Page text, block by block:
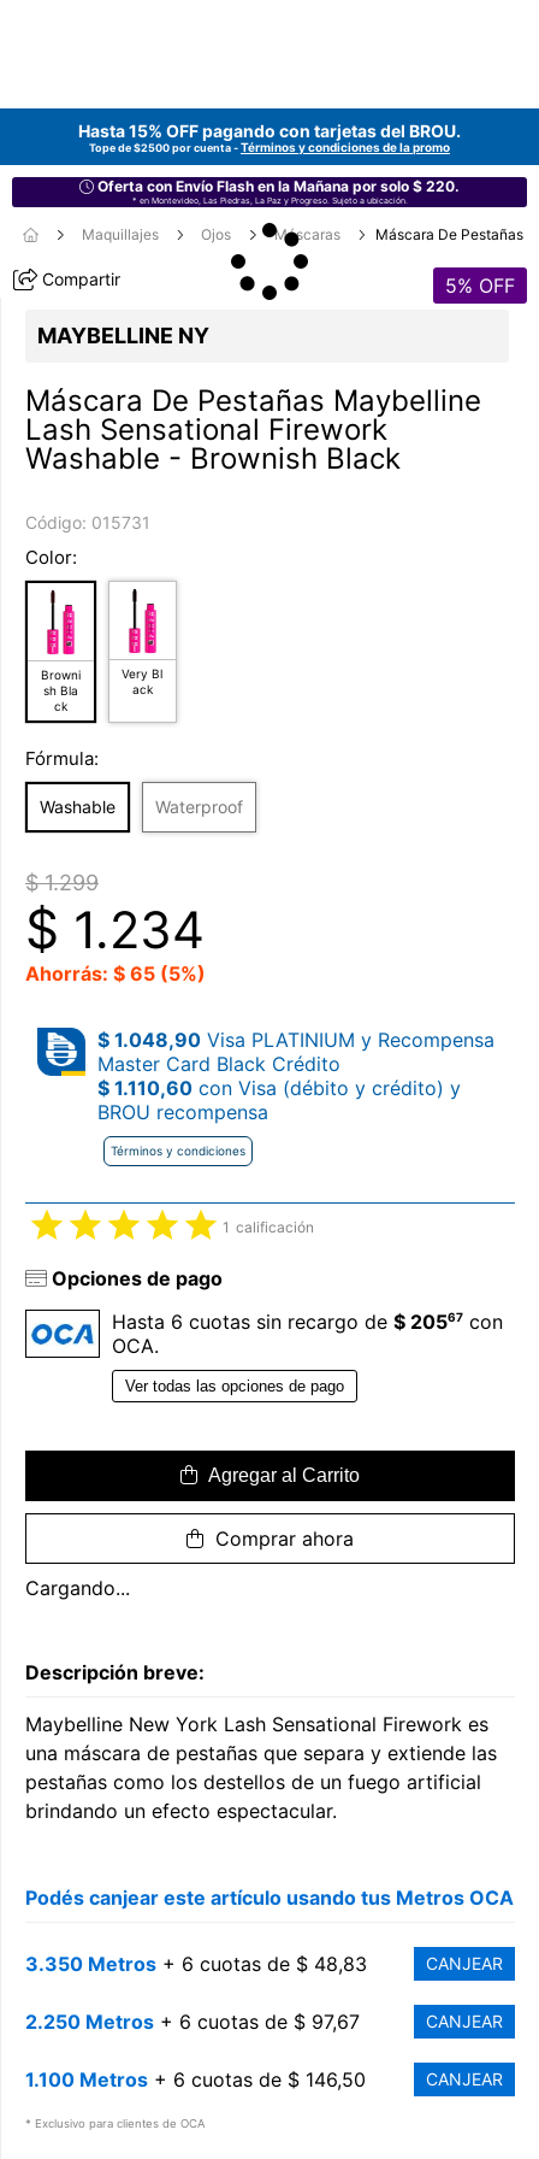
Hasta 15% OFF pagando con tarjetas del BROU.
Tope de $2500 por cuenta -Términos y condiciones de la promo
Oferta con Envío Flash en la Mañana por solo $ 220.
* en Montevideo, Las Piedras, La Paz y Progreso. Sujeto a ubicación.
Maquillajes Ojos Máscaras Máscara De Pestañas
Compartir 5% OFF
MAYBELLINE NY
Máscara De Pestañas Maybelline
Lash Sensational Firework
Washable - Brownish Black
Código: 015731
Color:
Browni
sh Bla
ck
Very Bl
ack
Fórmula:
Washable Waterproof
$ 1.299
$ 1.234
Ahorrás: $ 65 (5%)
$ 1.048,90 Visa PLATINIUM y Recompensa
Master Card Black Crédito
$ 1.110,60 con Visa (débito y crédito) y
BROU recompensa
Términos y condiciones
1 calificación
Opciones de pago
Hasta 6 cuotas sin recargo de $ 20567 con
OCA.
Ver todas las opciones de pago
Agregar al Carrito
Comprar ahora
Cargando...
Descripción breve:
Maybelline New York Lash Sensational Firework es
una máscara de pestañas que separa y extiende las
pestañas como los destellos de un fuego artificial
brindando un efecto espectacular.
Podés canjear este artículo usando tus Metros OCA
3.350 Metros + 6 cuotas de $ 48,83 CANJEAR
2.250 Metros + 6 cuotas de $ 97,67 CANJEAR
1.100 Metros + 6 cuotas de $ 146,50 CANJEAR
* Exclusivo para clientes de OCA